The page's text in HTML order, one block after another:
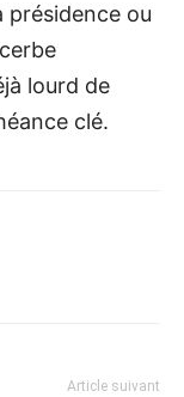
ou
lourd de
clé.
Article suivant